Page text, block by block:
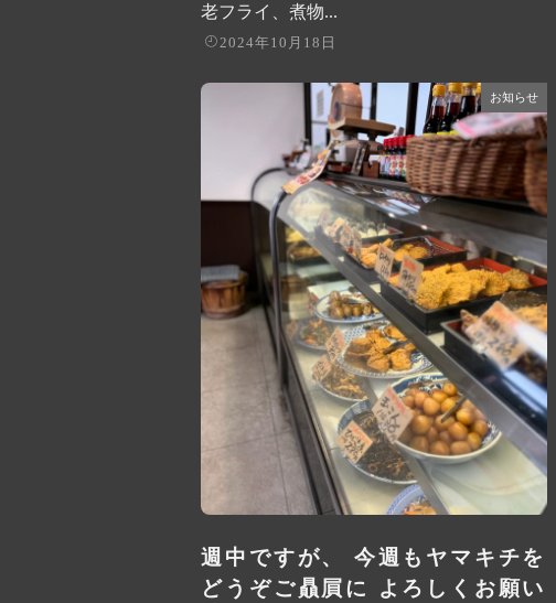
老フライ、煮物...
2024年10月18日
お知らせ
週中ですが、 今週もヤマキチを
どうぞご贔屓に よろしくお願い